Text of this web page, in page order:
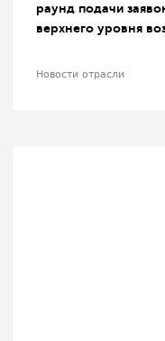
раунд подачи
верхнего уровня
Новости отрасли